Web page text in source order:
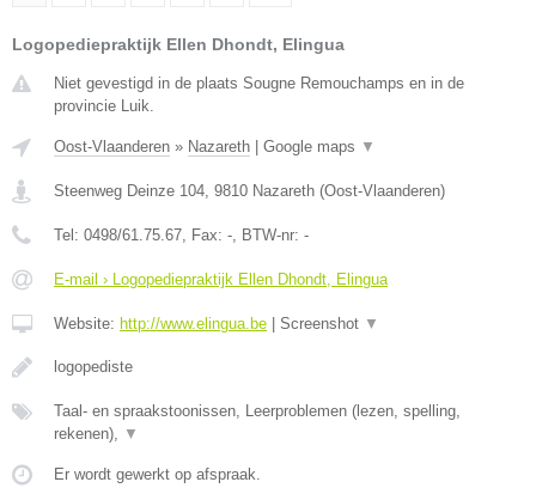
Logopediepraktijk Ellen Dhondt, Elingua
Niet gevestigd in de plaats Sougne Remouchamps en in de
provincie Luik.
Oost-Vlaanderen » Nazareth Google maps ▼
Steenweg Deinze 104, 9810 Nazareth (Oost-Vlaanderen)
Tel: 0498/61.75.67, Fax: -, BTW-nr: -
E-mail › Logopediepraktijk Ellen Dhondt, Elingua
Website: http://www.elingua.be Screenshot ▼
logopediste
Taal- en spraakstoonissen, Leerproblemen (lezen, spelling,
rekenen), ▼
Er wordt gewerkt op afspraak.